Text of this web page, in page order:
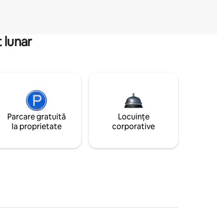
lunar
Parcare gratuită
la proprietate
Locuințe
corporative